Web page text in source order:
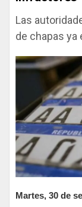
Las
de chapas ya
Martes, 30 de